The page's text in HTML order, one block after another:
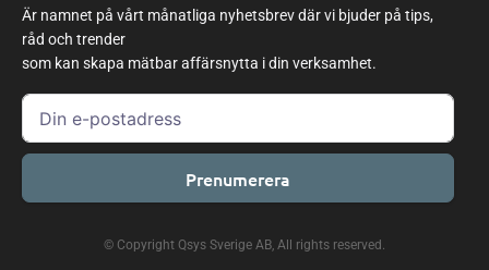
Är namnet på vårt månatliga nyhetsbrev där vi bjuder på tips,
råd och trender
som kan skapa mätbar affärsnytta i din verksamhet.
Prenumerera
© Copyright Qsys Sverige AB, All rights reserved.